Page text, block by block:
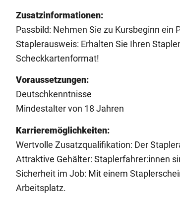
Zusatzinformationen:
Passbild: Nehmen Sie zu Kursbeginn ein
Staplerausweis: Erhalten Sie Ihren
Scheckkartenformat!
Voraussetzungen:
Deutschkenntnisse
Mindestalter von 18 Jahren
Karrieremöglichkeiten:
Wertvolle Zusatzqualifikation: Der
Attraktive Gehälter: Staplerfahrer:innen
Sicherheit im Job: Mit einem
Arbeitsplatz.